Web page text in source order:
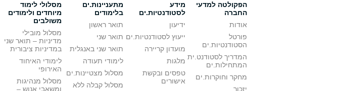
הפקולטה למדעי
החברה
אודות
פורטל
הסטודנטיות.ים
המדריך לסטודנט.ית
המתחילות.ים
מחקר וחוקרות.ים
יזכור
מידע
לסטודנטיות.ים
ידיעון
ייעוץ לסטודנטיות.ים
מועדון קריירה
מלגות
טפסים ובקשת
אישורים
מתעניינות.ים
בלימודים
תואר ראשון
תואר שני
תואר שני באנגלית
לימודי תעודה
מסלול מצטיינות.ים
מסלול קבלה ללא
מסלולי לימוד
מיוחדים ולימודים
משולבים
מסלול מובילי
מדיניות – תואר שני
במדיניות ציבורית
לימודי האיחוד
האירופי
מסלול מנהיגות
ומשאבי אנוש –